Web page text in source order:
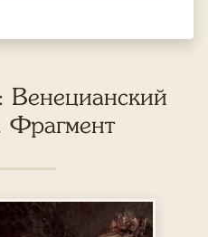
Венецианский
Фрагмент